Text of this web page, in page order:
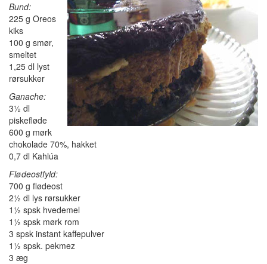
Bund:
225 g Oreos
kiks
100 g smør,
smeltet
1,25 dl lyst
rørsukker
Ganache:
3½ dl
piskefløde
600 g mørk
chokolade 70%, hakket
0,7 dl Kahlúa
Flødeostfyld:
700 g flødeost
2½ dl lys rørsukker
1½ spsk hvedemel
1½ spsk mørk rom
3 spsk instant kaffepulver
1½ spsk. pekmez
3 æg